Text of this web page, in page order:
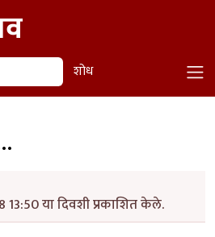
शोध
13:50 या दिवशी प्रकाशित केले.